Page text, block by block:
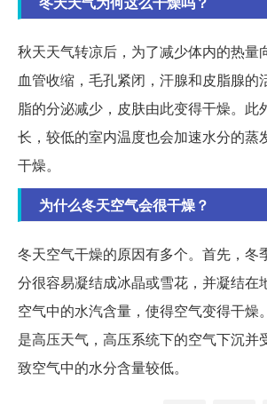
秋天天气转凉后，为了减少体内的热量
血管收缩，毛孔紧闭，汗腺和皮脂腺的
脂的分泌减少，皮肤由此变得干燥。此
长，较低的室内温度也会加速水分的蒸
干燥。
为什么冬天空气会很干燥？
冬天空气干燥的原因有多个。首先，冬
分很容易凝结成冰晶或雪花，并凝结在
空气中的水汽含量，使得空气变得干燥
是高压天气，高压系统下的空气下沉并
致空气中的水分含量较低。